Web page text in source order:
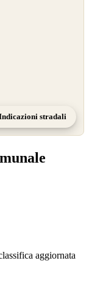
stradali
aggiornata